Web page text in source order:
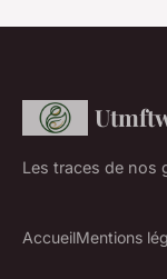
Les traces de nos
AccueilMentions